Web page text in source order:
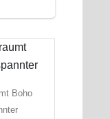
Boho